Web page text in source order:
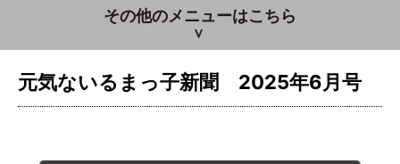
その他のメニューはこちら
元気ないるまっ子新聞 2025年6月号